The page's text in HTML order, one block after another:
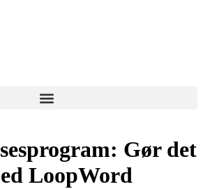
Gør det
LoopWord